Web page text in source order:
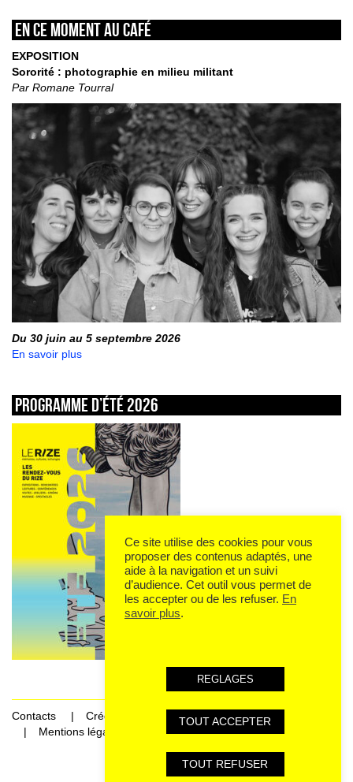
En ce moment au café
EXPOSITION
Sororité : photographie en milieu militant
Par Romane Tourral
Du 30 juin au 5 septembre 2026
En savoir plus
Programme d’été 2026
Contacts
Crédits
Mentions légales et données personnelles
Ce site utilise des cookies pour vous
proposer des contenus adaptés, une
aide à la navigation et un suivi
d’audience. Cet outil vous permet de
les accepter ou de les refuser. En
savoir plus.
REGLAGES
TOUT ACCEPTER
TOUT REFUSER